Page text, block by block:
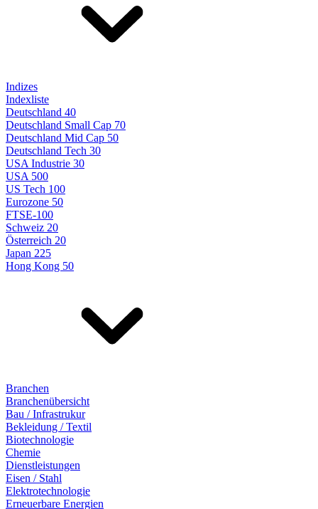
Indizes
Indexliste
Deutschland 40
Deutschland Small Cap 70
Deutschland Mid Cap 50
Deutschland Tech 30
USA Industrie 30
USA 500
US Tech 100
Eurozone 50
FTSE-100
Schweiz 20
Österreich 20
Japan 225
Hong Kong 50
Branchen
Branchenübersicht
Bau / Infrastrukur
Bekleidung / Textil
Biotechnologie
Chemie
Dienstleistungen
Eisen / Stahl
Elektrotechnologie
Erneuerbare Energien